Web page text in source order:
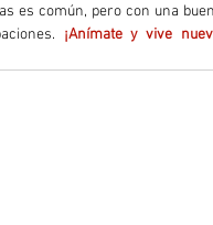
es común, pero con una
¡Anímate y vive